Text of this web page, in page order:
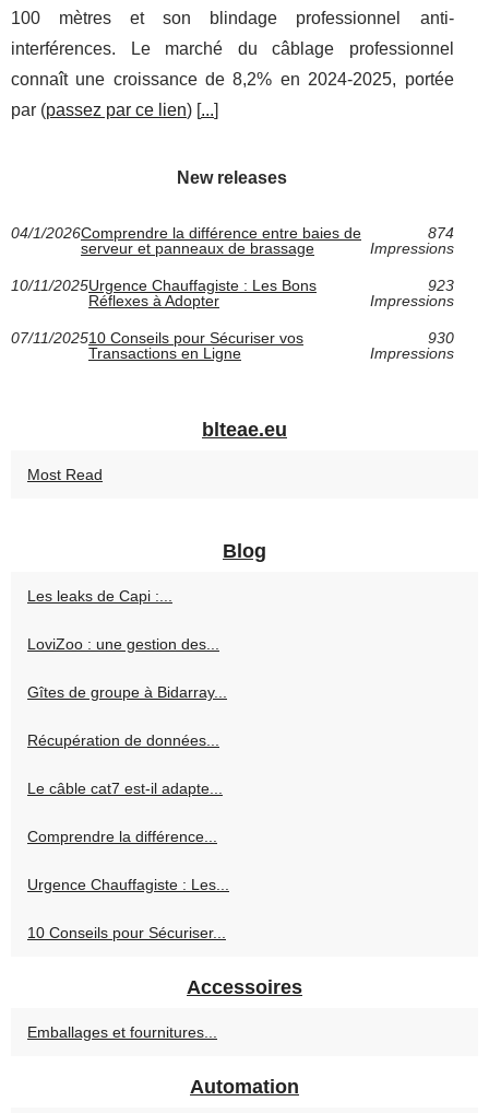
100 mètres et son blindage professionnel anti-
interférences. Le marché du câblage professionnel
connaît une croissance de 8,2% en 2024-2025, portée
par (passez par ce lien) [...]
New releases
04/1/2026Comprendre la différence entre baies de
serveur et panneaux de brassage
874
Impressions
10/11/2025Urgence Chauffagiste : Les Bons
Réflexes à Adopter
923
Impressions
07/11/202510 Conseils pour Sécuriser vos
Transactions en Ligne
930
Impressions
blteae.eu
Most Read
Blog
Les leaks de Capi :...
LoviZoo : une gestion des...
Gîtes de groupe à Bidarray...
Récupération de données...
Le câble cat7 est-il adapte...
Comprendre la différence...
Urgence Chauffagiste : Les...
10 Conseils pour Sécuriser...
Accessoires
Emballages et fournitures...
Automation